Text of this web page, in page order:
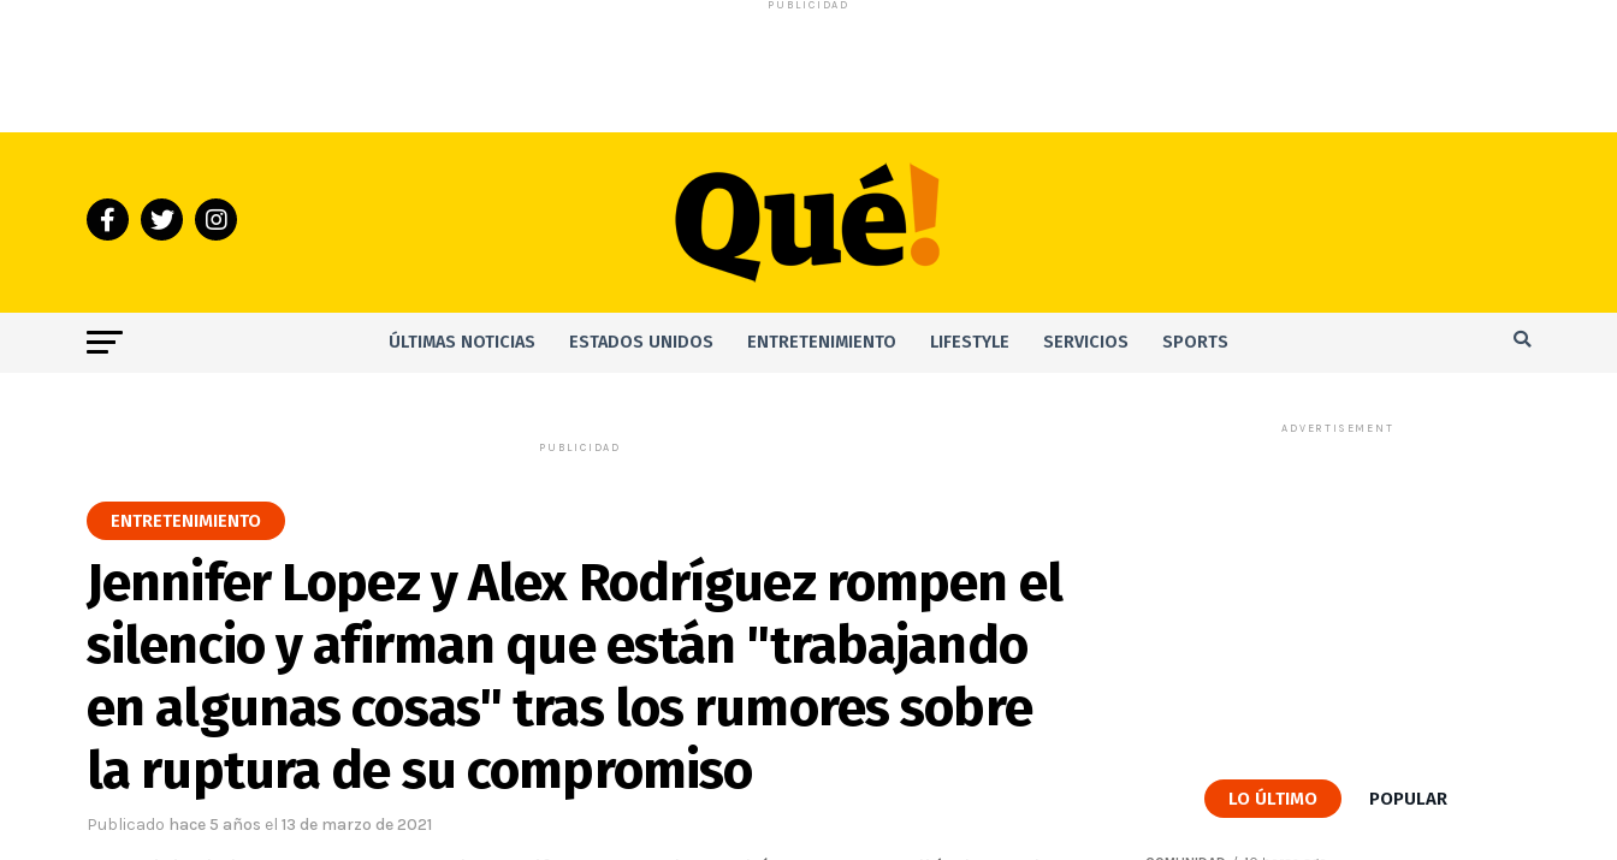
PUBLICIDAD
ÚLTIMAS NOTICIAS ESTADOS UNIDOS ENTRETENIMIENTO LIFESTYLE SERVICIOS SPORTS
PUBLICIDAD
ENTRETENIMIENTO
Jennifer Lopez y Alex Rodríguez rompen el
silencio y afirman que están "trabajando
en algunas cosas" tras los rumores sobre
la ruptura de su compromiso
Publicado hace 5 años el 13 de marzo de 2021
ADVERTISEMENT
LO ÚLTIMO POPULAR